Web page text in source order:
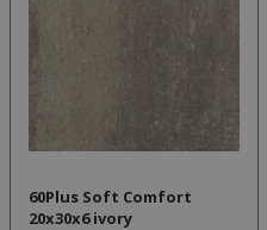
60Plus Soft Comfort
20x30x6 ivory